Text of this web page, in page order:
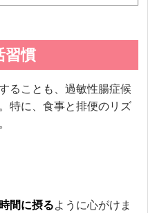
習慣
ることも、過敏性腸症候
特に、食事と排便のリズ
間に摂るように心がけま